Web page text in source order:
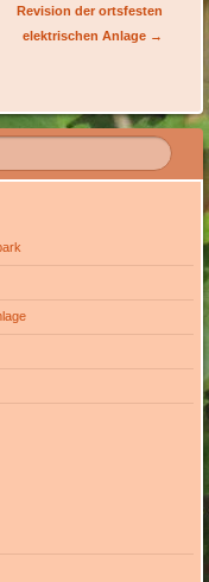
Revision der ortsfesten
elektrischen Anlage →